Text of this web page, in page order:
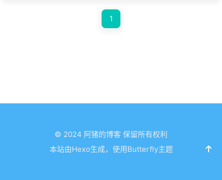
1
© 2024 阿猪的博客 保留所有权利
本站由Hexo生成，使用Butterfly主题